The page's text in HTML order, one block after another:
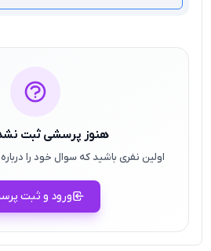
هنوز پرسشی ثبت
اولین نفری باشید که سوال خود را
ورود و ثبت